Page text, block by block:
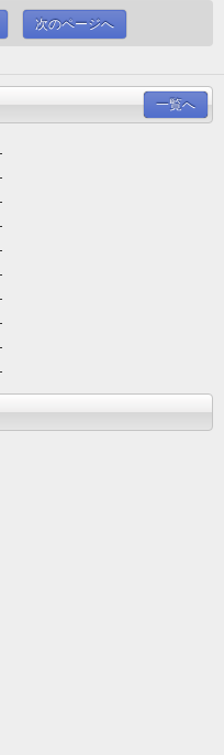
次のページへ
一覧へ